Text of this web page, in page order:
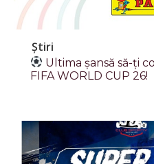
Știri
Ultima șansă să-ți
FIFA WORLD CUP 26!